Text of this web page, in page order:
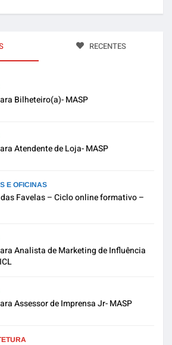
RECENTES
Bilheteiro(a)- MASP
Atendente de Loja- MASP
E OFICINAS
Favelas – Ciclo online formativo –
Analista de Marketing de Influência
Assessor de Imprensa Jr- MASP